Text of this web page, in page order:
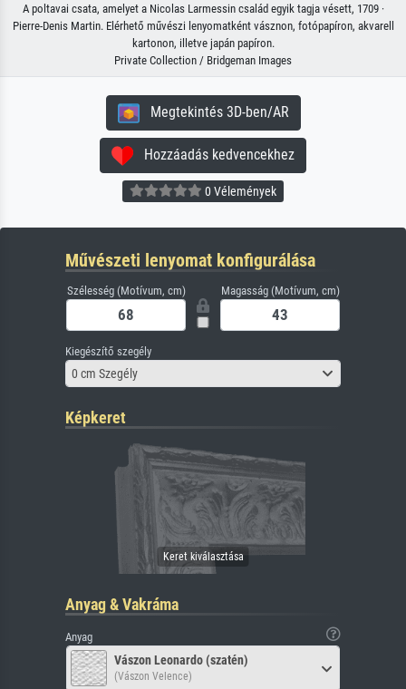
A poltavai csata, amelyet a Nicolas Larmessin család egyik tagja vésett, 1709 ·
Pierre-Denis Martin. Elérhető művészi lenyomatként vásznon, fotópapíron, akvarell
kartonon, illetve japán papíron.
Private Collection / Bridgeman Images
Megtekintés 3D-ben/AR
Hozzáadás kedvencekhez
0 Vélemények
Művészeti lenyomat konfigurálása
Szélesség (Motívum, cm) Magasság (Motívum, cm)
Kiegészítő szegély
0 cm Szegély
Képkeret
Anyag & Vakráma
Anyag
Vászon Leonardo (szatén)
(Vászon Velence)